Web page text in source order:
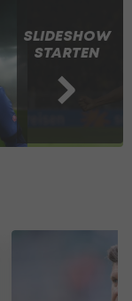
SLIDESHOW
STARTEN